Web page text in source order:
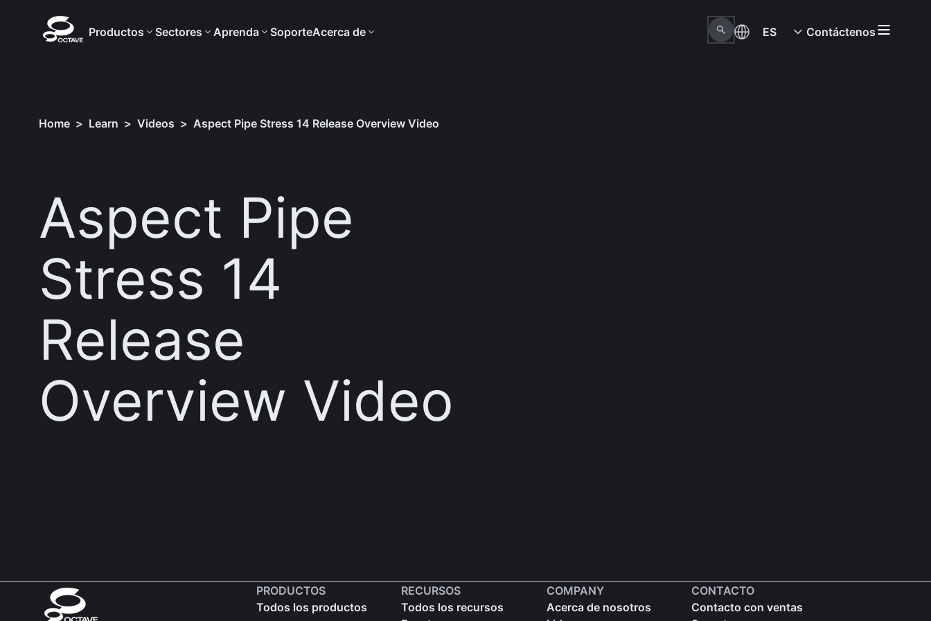
Productos Sectores Aprenda SoporteAcerca de ES Contáctenos
Home > Learn > Videos > Aspect Pipe Stress 14 Release Overview Video
Aspect Pipe
Stress 14
Release
Overview Video
PRODUCTOS
Todos los productos
RECURSOS
Todos los recursos
COMPANY
Acerca de nosotros
CONTACTO
Contacto con ventas